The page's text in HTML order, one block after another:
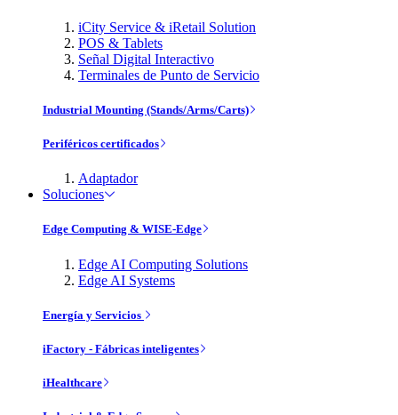
iCity Service & iRetail Solution
POS & Tablets
Señal Digital Interactivo
Terminales de Punto de Servicio
Industrial Mounting (Stands/Arms/Carts)
Periféricos certificados
Adaptador
Soluciones
Edge Computing & WISE-Edge
Edge AI Computing Solutions
Edge AI Systems
Energía y Servicios
iFactory - Fábricas inteligentes
iHealthcare